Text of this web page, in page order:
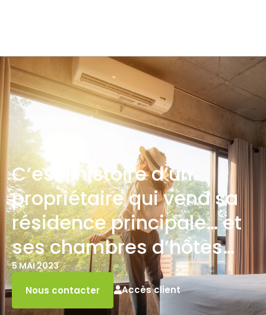
C’est l’histoire d’un
propriétaire qui vend sa
résidence principale… et
ses chambres d’hôtes…
5 MAI 2023
Nous contacter Accès client